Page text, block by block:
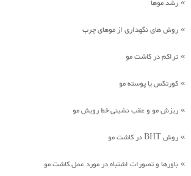
» رشد موها
» روش های نگهداری از موهای چرب
» تراکم در کاشت مو
» کورتکس یا پوسته مو
» ریزش مو و عقب نشینی خط رویش مو
» روش BHT در کاشت مو
» باورها و تصورات اشتباه در مورد عمل کاشت مو